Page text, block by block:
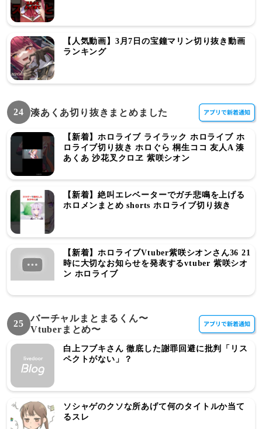
【人気動画】3月7日の宝鐘マリン切り抜き動画
ランキング
24 湊あくあ切り抜きまとめました
【新着】ホロライブ ライラック ホロライブ ホ
ロライブ切り抜き ホロぐら 桐生ココ 友人A 湊
あくあ 沙花叉クロヱ 紫咲シオン
【新着】絶叫エレベーターでガチ悲鳴を上げる
ホロメンまとめ shorts ホロライブ切り抜き
【新着】ホロライブVtuber紫咲シオンさん36 21
時に大切なお知らせを発表するvtuber 紫咲シオ
ン ホロライブ
25
バーチャルまとまるくん〜
Vtuberまとめ〜
白上フブキさん 徹底した謝罪回避に批判「リス
ペクトがない」？
ソシャゲのクソな所あげて何のタイトルか当て
るスレ